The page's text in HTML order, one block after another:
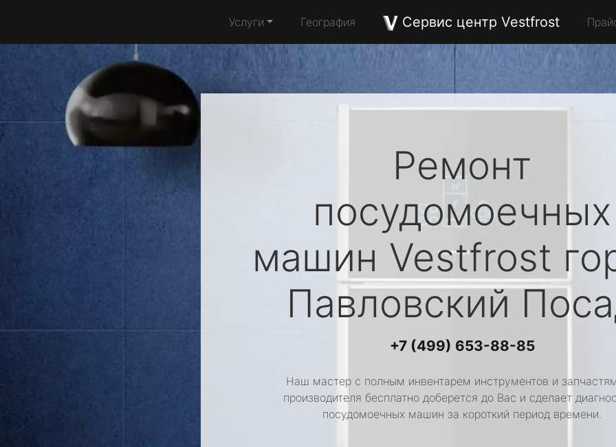
Услуги География Сервис центр Vestfrost
Ремонт
посудомоечных
машин Vestfrost
Павловский
+7 (499) 653-88-85
Наш мастер с полным инвентарем инструментов и
производителя бесплатно доберется до Вас и сделает
посудомоечных машин за короткий период времени.